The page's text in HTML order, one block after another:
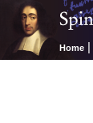
Home |